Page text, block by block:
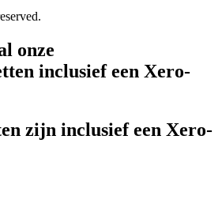
onze
inclusief een Xero-
zijn inclusief een Xero-